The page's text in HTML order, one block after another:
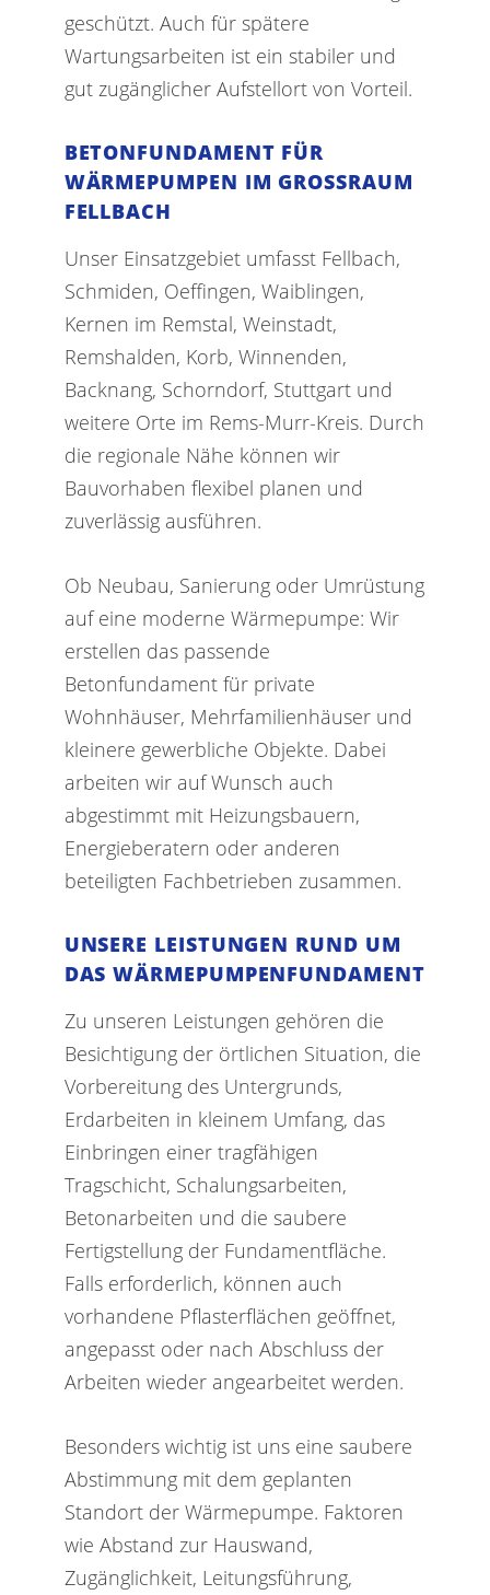
geschützt. Auch für spätere
Wartungsarbeiten ist ein stabiler und
gut zugänglicher Aufstellort von Vorteil.
BETONFUNDAMENT FÜR
WÄRMEPUMPEN IM GROSSRAUM F
ELLBACH
Unser Einsatzgebiet umfasst Fellbach,
Schmiden, Oeffingen, Waiblingen,
Kernen im Remstal, Weinstadt,
Remshalden, Korb, Winnenden,
Backnang, Schorndorf, Stuttgart und
weitere Orte im Rems-Murr-Kreis. Durch
die regionale Nähe können wir
Bauvorhaben flexibel planen und
zuverlässig ausführen.
Ob Neubau, Sanierung oder Umrüstung
auf eine moderne Wärmepumpe: Wir
erstellen das passende
Betonfundament für private
Wohnhäuser, Mehrfamilienhäuser und
kleinere gewerbliche Objekte. Dabei
arbeiten wir auf Wunsch auch
abgestimmt mit Heizungsbauern,
Energieberatern oder anderen
beteiligten Fachbetrieben zusammen.
UNSERE LEISTUNGEN RUND UM
DAS WÄRMEPUMPENFUNDAMENT
Zu unseren Leistungen gehören die
Besichtigung der örtlichen Situation, die
Vorbereitung des Untergrunds,
Erdarbeiten in kleinem Umfang, das
Einbringen einer tragfähigen
Tragschicht, Schalungsarbeiten,
Betonarbeiten und die saubere
Fertigstellung der Fundamentfläche.
Falls erforderlich, können auch
vorhandene Pflasterflächen geöffnet,
angepasst oder nach Abschluss der
Arbeiten wieder angearbeitet werden.
Besonders wichtig ist uns eine saubere
Abstimmung mit dem geplanten
Standort der Wärmepumpe. Faktoren
wie Abstand zur Hauswand,
Zugänglichkeit, Leitungsführung,